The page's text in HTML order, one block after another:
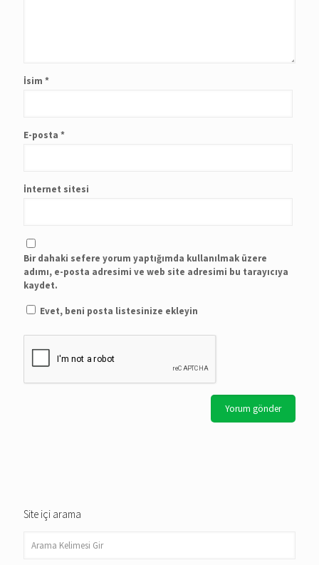
İsim *
E-posta *
İnternet sitesi
Bir dahaki sefere yorum yaptığımda kullanılmak üzere
adımı, e-posta adresimi ve web site adresimi bu tarayıcıya
kaydet.
Evet, beni posta listesinize ekleyin
Site içi arama